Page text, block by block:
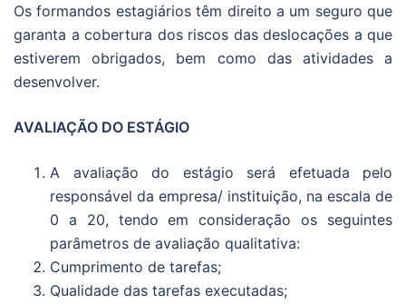
Os formandos estagiários têm direito a um seguro que
garanta a cobertura dos riscos das deslocações a que
estiverem obrigados, bem como das atividades a
desenvolver.
AVALIAÇÃO DO ESTÁGIO
A avaliação do estágio será efetuada pelo
responsável da empresa/ instituição, na escala de
0 a 20, tendo em consideração os seguintes
parâmetros de avaliação qualitativa:
Cumprimento de tarefas;
Qualidade das tarefas executadas;